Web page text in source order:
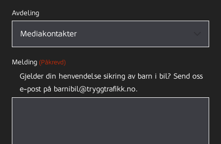
Avdeling
Melding (Påkrevd)
Gjelder din henvendelse sikring av barn i bil? Send oss
e-post på barnibil@tryggtrafikk.no.